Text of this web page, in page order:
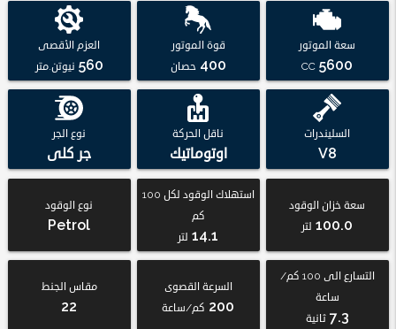
سعة الموتور
5600
CC
قوة الموتور
400 حصان
العزم الأقصى
560 نيوتن.متر
السليندرات
V8
ناقل الحركة
اوتوماتيك
نوع الجر
جر كلى
سعة خزان الوقود
100.0 لتر
استهلاك الوقود لكل 100
كم
14.1 لتر
نوع الوقود
Petrol
التسارع الى 100 كم/
ساعة
7.3 ثانية
السرعة القصوى
200 كم/ساعة
مقاس الجنط
22